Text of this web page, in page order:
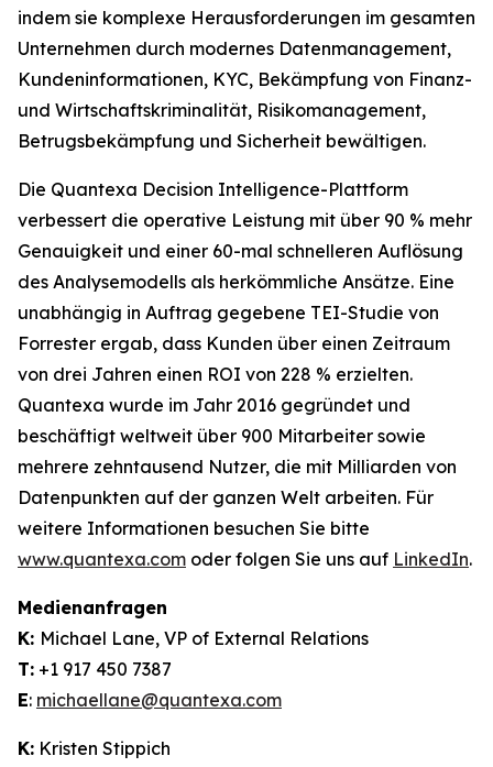
indem sie komplexe Herausforderungen im gesamten
Unternehmen durch modernes Datenmanagement,
Kundeninformationen, KYC, Bekämpfung von Finanz-
und Wirtschaftskriminalität, Risikomanagement,
Betrugsbekämpfung und Sicherheit bewältigen.
Die Quantexa Decision Intelligence-Plattform
verbessert die operative Leistung mit über 90 % mehr
Genauigkeit und einer 60-mal schnelleren Auflösung
des Analysemodells als herkömmliche Ansätze. Eine
unabhängig in Auftrag gegebene TEI-Studie von
Forrester ergab, dass Kunden über einen Zeitraum
von drei Jahren einen ROI von 228 % erzielten.
Quantexa wurde im Jahr 2016 gegründet und
beschäftigt weltweit über 900 Mitarbeiter sowie
mehrere zehntausend Nutzer, die mit Milliarden von
Datenpunkten auf der ganzen Welt arbeiten. Für
weitere Informationen besuchen Sie bitte
www.quantexa.com oder folgen Sie uns auf LinkedIn.
Medienanfragen
K: Michael Lane, VP of External Relations
T: +1 917 450 7387
E: michaellane@quantexa.com
K: Kristen Stippich